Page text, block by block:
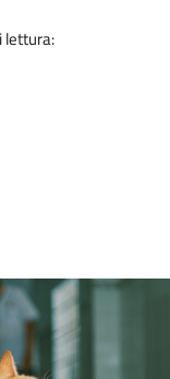
lettura: